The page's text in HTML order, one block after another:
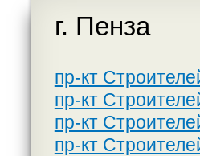
г. Пенза
пр-кт
пр-кт
пр-кт
пр-кт